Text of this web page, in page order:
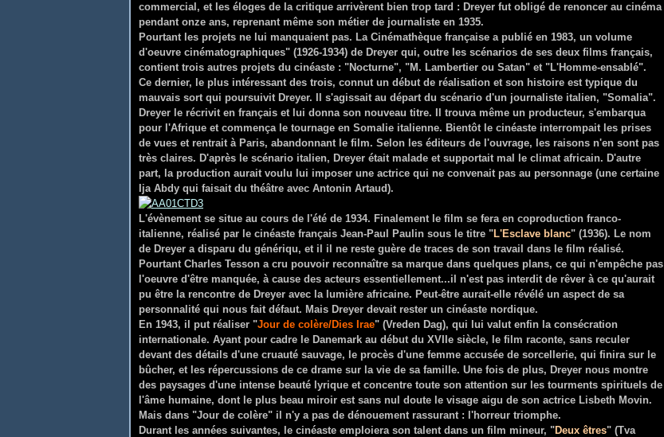
commercial, et les éloges de la critique arrivèrent bien trop tard : Dreyer fut obligé de renoncer au cinéma
pendant onze ans, reprenant même son métier de journaliste en 1935.
Pourtant les projets ne lui manquaient pas. La Cinémathèque française a publié en 1983, un volume
d'oeuvre cinématographiques" (1926-1934) de Dreyer qui, outre les scénarios de ses deux films français,
contient trois autres projets du cinéaste : "Nocturne", "M. Lambertier ou Satan" et "L'Homme-ensablé".
Ce dernier, le plus intéressant des trois, connut un début de réalisation et son histoire est typique du
mauvais sort qui poursuivit Dreyer. Il s'agissait au départ du scénario d'un journaliste italien, "Somalia".
Dreyer le récrivit en français et lui donna son nouveau titre. Il trouva même un producteur, s'embarqua
pour l'Afrique et commença le tournage en Somalie italienne. Bientôt le cinéaste interrompait les prises
de vues et rentrait à Paris, abandonnant le film. Selon les éditeurs de l'ouvrage, les raisons n'en sont pas
très claires. D'après le scénario italien, Dreyer était malade et supportait mal le climat africain. D'autre
part, la production aurait voulu lui imposer une actrice qui ne convenait pas au personnage (une certaine
Ija Abdy qui faisait du théâtre avec Antonin Artaud).
L'évènement se situe au cours de l'été de 1934. Finalement le film se fera en coproduction franco-
italienne, réalisé par le cinéaste français Jean-Paul Paulin sous le titre "L'Esclave blanc" (1936). Le nom
de Dreyer a disparu du génériqu, et il il ne reste guère de traces de son travail dans le film réalisé.
Pourtant Charles Tesson a cru pouvoir reconnaître sa marque dans quelques plans, ce qui n'empêche pas
l'oeuvre d'être manquée, à cause des acteurs essentiellement...il n'est pas interdit de rêver à ce qu'aurait
pu être la rencontre de Dreyer avec la lumière africaine. Peut-être aurait-elle révélé un aspect de sa
personnalité qui nous fait défaut. Mais Dreyer devait rester un cinéaste nordique.
En 1943, il put réaliser "Jour de colère/Dies Irae" (Vreden Dag), qui lui valut enfin la consécration
internationale. Ayant pour cadre le Danemark au début du XVIIe siècle, le film raconte, sans reculer
devant des détails d'une cruauté sauvage, le procès d'une femme accusée de sorcellerie, qui finira sur le
bûcher, et les répercussions de ce drame sur la vie de sa famille. Une fois de plus, Dreyer nous montre
des paysages d'une intense beauté lyrique et concentre toute son attention sur les tourments spirituels de
l'âme humaine, dont le plus beau miroir est sans nul doute le visage aigu de son actrice Lisbeth Movin.
Mais dans "Jour de colère" il n'y a pas de dénouement rassurant : l'horreur triomphe.
Durant les années suivantes, le cinéaste emploiera son talent dans un film mineur, "Deux êtres" (Tva